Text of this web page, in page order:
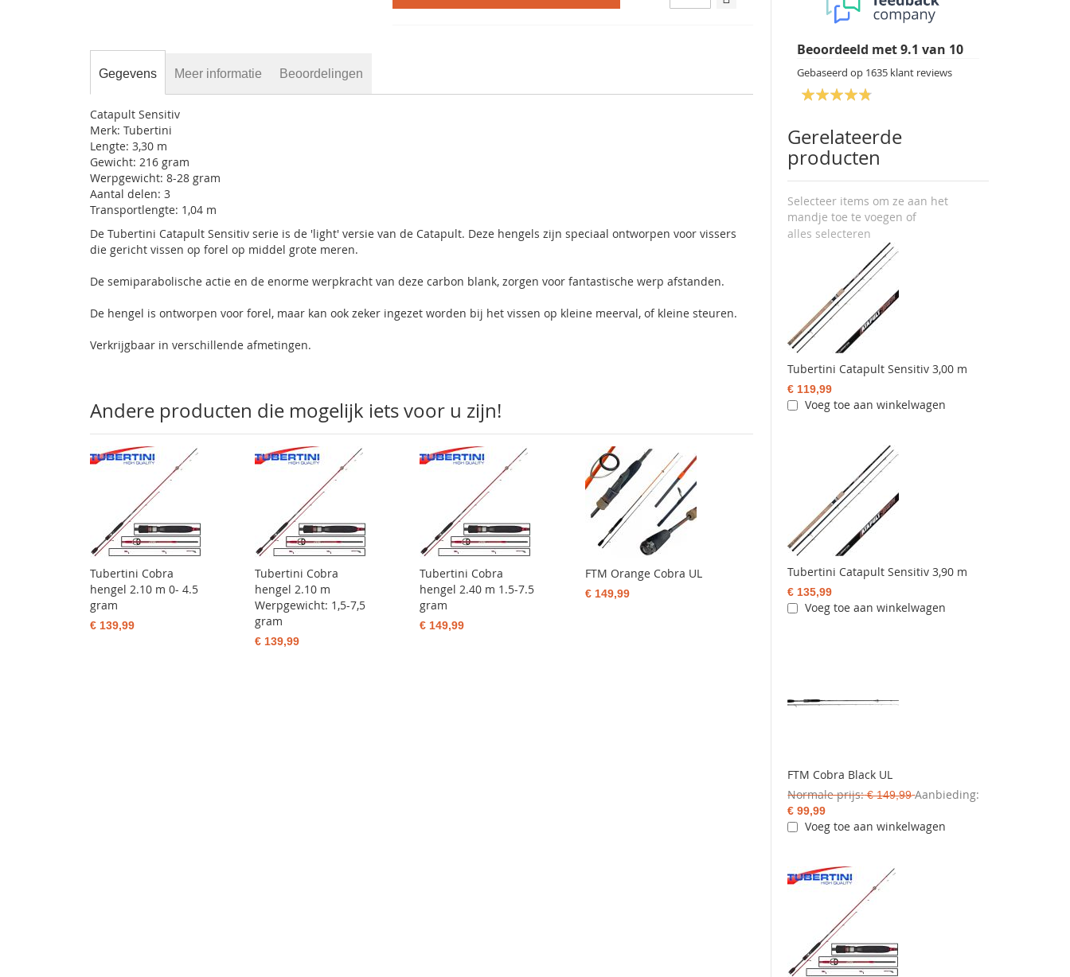
Beoordeeld met9.1 van 10
Gebaseerd op 1635 klant reviews
Gerelateerde
producten
Selecteer items om ze aan het
mandje toe te voegen of
alles selecteren
Tubertini Catapult Sensitiv 3,00 m
€ 119,99
Voeg toe aan winkelwagen
Tubertini Catapult Sensitiv 3,90 m
€ 135,99
Voeg toe aan winkelwagen
FTM Cobra Black UL
Normale prijs € 149,99 Aanbieding
€ 99,99
Voeg toe aan winkelwagen
Gegevens
Catapult Sensitiv
Merk: Tubertini
Lengte: 3,30 m
Gewicht: 216 gram
Werpgewicht: 8-28 gram
Aantal delen: 3
Transportlengte: 1,04 m
De Tubertini Catapult Sensitiv serie is de 'light' versie van de Catapult. Deze hengels zijn speciaal ontworpen voor vissers
die gericht vissen op forel op middel grote meren.
De semiparabolische actie en de enorme werpkracht van deze carbon blank, zorgen voor fantastische werp afstanden.
De hengel is ontworpen voor forel, maar kan ook zeker ingezet worden bij het vissen op kleine meerval, of kleine steuren.
Verkrijgbaar in verschillende afmetingen.
Meer informatie Beoordelingen
Andere producten die mogelijk iets voor u zijn!
Tubertini Cobra
hengel 2.10 m 0- 4.5
gram
€ 139,99
Tubertini Cobra
hengel 2.10 m
Werpgewicht: 1,5-7,5
gram
€ 139,99
Tubertini Cobra
hengel 2.40 m 1.5-7.5
gram
€ 149,99
FTM Orange Cobra UL
€ 149,99